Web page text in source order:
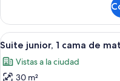
View)
Deluxe,
cama
matrimonio
grande
Abrir
todas
las
9
Suite junior, 1 cama de
Vistas a la ciudad
30 m²